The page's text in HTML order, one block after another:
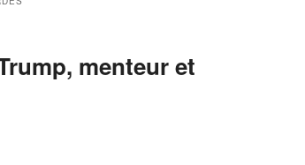
menteur et